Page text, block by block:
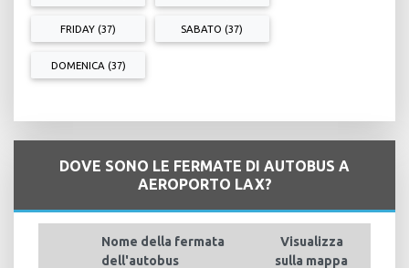
FRIDAY (37) SABATO (37)
DOMENICA (37)
DOVE SONO LE FERMATE DI AUTOBUS A
AEROPORTO LAX?
Nome della fermata
dell'autobus
Visualizza
sulla mappa